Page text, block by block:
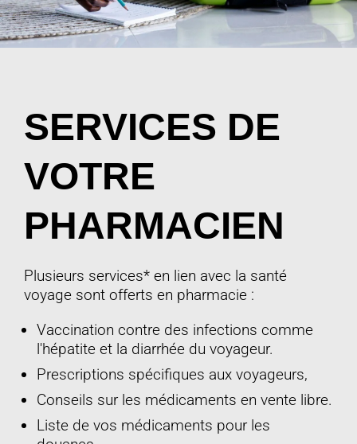
SERVICES DE
VOTRE
PHARMACIEN
Plusieurs services* en lien avec la santé
voyage sont offerts en pharmacie :
Vaccination contre des infections comme
l'hépatite et la diarrhée du voyageur.
Prescriptions spécifiques aux voyageurs,
Conseils sur les médicaments en vente libre.
Liste de vos médicaments pour les